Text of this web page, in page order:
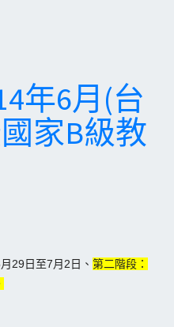
年6月(台
國家B級教
29日至7月2日、 第二階段：